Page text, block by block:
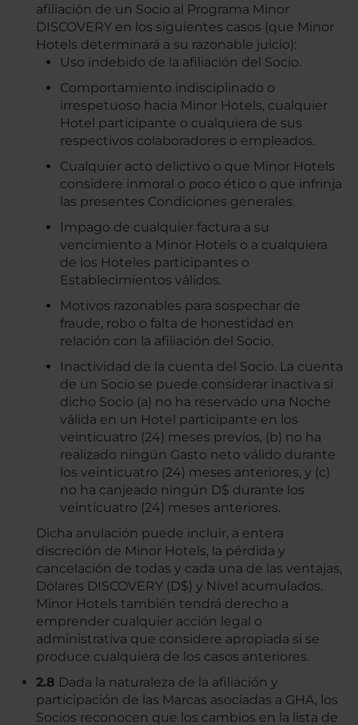
afiliación de un Socio al Programa Minor
DISCOVERY en los siguientes casos (que Minor
Hotels determinará a su razonable juicio):
Uso indebido de la afiliación del Socio.
Comportamiento indisciplinado o
irrespetuoso hacia Minor Hotels, cualquier
Hotel participante o cualquiera de sus
respectivos colaboradores o empleados.
Cualquier acto delictivo o que Minor Hotels
considere inmoral o poco ético o que infrinja
las presentes Condiciones generales.
Impago de cualquier factura a su
vencimiento a Minor Hotels o a cualquiera
de los Hoteles participantes o
Establecimientos válidos.
Motivos razonables para sospechar de
fraude, robo o falta de honestidad en
relación con la afiliación del Socio.
Inactividad de la cuenta del Socio. La cuenta
de un Socio se puede considerar inactiva si
dicho Socio (a) no ha reservado una Noche
válida en un Hotel participante en los
veinticuatro (24) meses previos, (b) no ha
realizado ningún Gasto neto válido durante
los veinticuatro (24) meses anteriores, y (c)
no ha canjeado ningún D$ durante los
veinticuatro (24) meses anteriores.
Dicha anulación puede incluir, a entera
discreción de Minor Hotels, la pérdida y
cancelación de todas y cada una de las ventajas,
Dólares DISCOVERY (D$) y Nivel acumulados.
Minor Hotels también tendrá derecho a
emprender cualquier acción legal o
administrativa que considere apropiada si se
produce cualquiera de los casos anteriores.
2.8 Dada la naturaleza de la afiliación y
participación de las Marcas asociadas a GHA, los
Socios reconocen que los cambios en la lista de